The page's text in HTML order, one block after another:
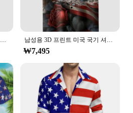
남성용 미국 국기 프린트 셔츠, 재미있는 단추 반팔 스트리트웨어 셔츠, 군인 패턴 하와이 의류, 3D 남성용 3D 프린트 미국 국기 셔츠, 재미있는 빅풋 그래픽 셔츠, 하와이안 비치 셔츠, 반팔, 스트리트 오버사이즈 탑
₩7,495